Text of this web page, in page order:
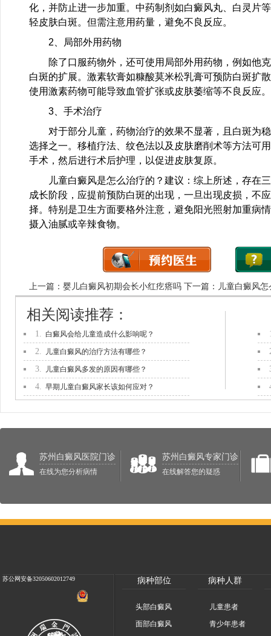
化，并防止进一步加重。中药制剂如白癜风丸、白灵片
轻皮肤白斑。但需注意用药量，避免不良反应。
2、局部外用药物
除了口服药物外，还可使用局部外用药物，例如他克
白斑的扩展。激素软膏如糠酸莫米松乳膏可预防白斑扩
使用激素药物可能导致血管扩张或皮肤萎缩等不良反应。
3、手术治疗
对于部分儿童，药物治疗的效果不显著，且白斑为稳
选择之一。移植疗法、纹色法以及皮肤磨削术等方法可
手术，然后进行术后护理，以促进皮肤复原。
儿童白癜风是怎么治疗的？建议：综上所述，存在三
成长阶段，应提前预防白斑的出现，一旦出现皮损，不
择。特别是卫生方面要格外注意，避免阳光照射加重病
摄入油腻或辛辣食物。
上一篇： 婴儿白癜风初期会长小红疙瘩吗下一篇： 儿童白癜风
1. 白癜风会给儿童造成什么影响呢？
2. 儿童白癜风的治疗方法有哪些？
3. 儿童白癜风多发的原因有哪些？
4. 早期儿童白癜风家长该如何应对？
相关阅读推荐：
苏州白癜风医院门诊
在线为您分析病情
苏州白癜风专家门诊
在线解答您的疑惑
苏公网安备32050602012749 病种部位 病种人群
头部白癜风
面部白癜风
儿童患者
青少年患者